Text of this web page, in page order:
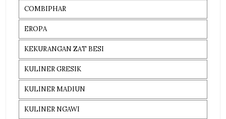
COMBIPHAR
EROPA
KEKURANGAN ZAT BESI
KULINER GRESIK
KULINER MADIUN
KULINER NGAWI